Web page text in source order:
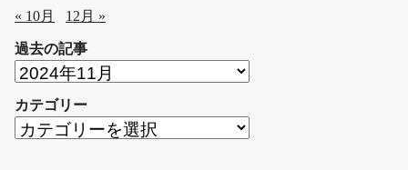
« 10月 12月 »
過去の記事
過
の
記
カテゴリー
カ